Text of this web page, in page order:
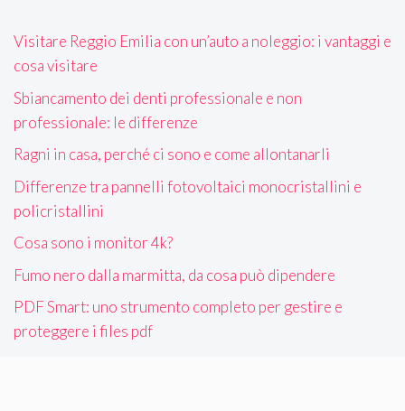
Visitare Reggio Emilia con un’auto a noleggio: i vantaggi e
cosa visitare
Sbiancamento dei denti professionale e non
professionale: le differenze
Ragni in casa, perché ci sono e come allontanarli
Differenze tra pannelli fotovoltaici monocristallini e
policristallini
Cosa sono i monitor 4k?
Fumo nero dalla marmitta, da cosa può dipendere
PDF Smart: uno strumento completo per gestire e
proteggere i files pdf